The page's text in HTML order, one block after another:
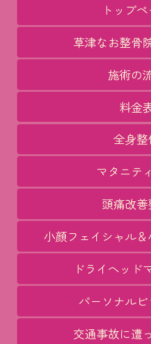
トップ
草津なお整骨
施術の
料金
全身
マタニテ
頭痛改
小顔フェイシャル
ドライヘッド
パーソナル
交通事故に遭